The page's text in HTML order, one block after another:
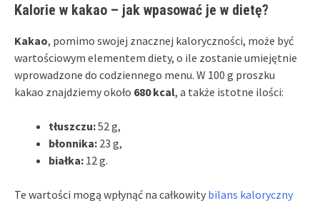
Kalorie w kakao – jak wpasować je w dietę?
Kakao, pomimo swojej znacznej kaloryczności, może być
wartościowym elementem diety, o ile zostanie umiejętnie
wprowadzone do codziennego menu. W 100 g proszku
kakao znajdziemy około 680 kcal, a także istotne ilości:
tłuszczu:52 g,
błonnika: 23 g,
białka: 12 g.
Te wartości mogą wpłynąć na całkowity bilans kaloryczny